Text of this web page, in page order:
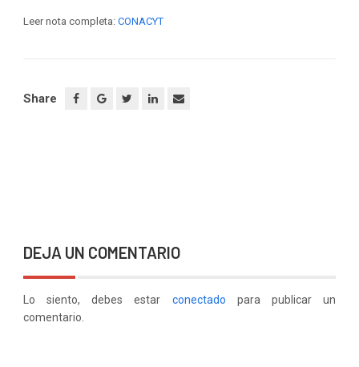
Leer nota completa: CONACYT
Share
DEJA UN COMENTARIO
Lo siento, debes estar conectado para publicar un
comentario.